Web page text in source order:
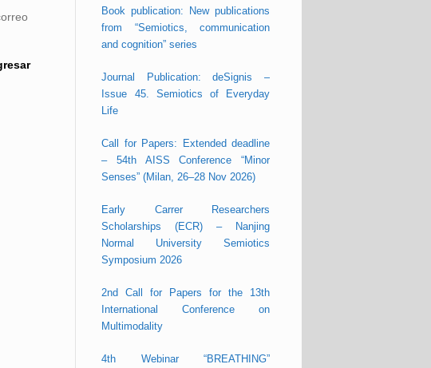
Book publication: New publications
from “Semiotics, communication
and cognition” series
Journal Publication: deSignis –
Issue 45. Semiotics of Everyday
Life
Call for Papers: Extended deadline
– 54th AISS Conference “Minor
Senses” (Milan, 26–28 Nov 2026)
Early Carrer Researchers
Scholarships (ECR) – Nanjing
Normal University Semiotics
Symposium 2026
2nd Call for Papers for the 13th
International Conference on
Multimodality
4th Webinar “BREATHING”